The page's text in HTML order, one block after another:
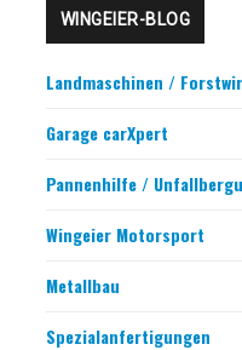
WINGEIER-BLOG
Landmaschinen /
Garage carXpert
Pannenhilfe /
Wingeier Motorsport
Metallbau
Spezialanfertigungen